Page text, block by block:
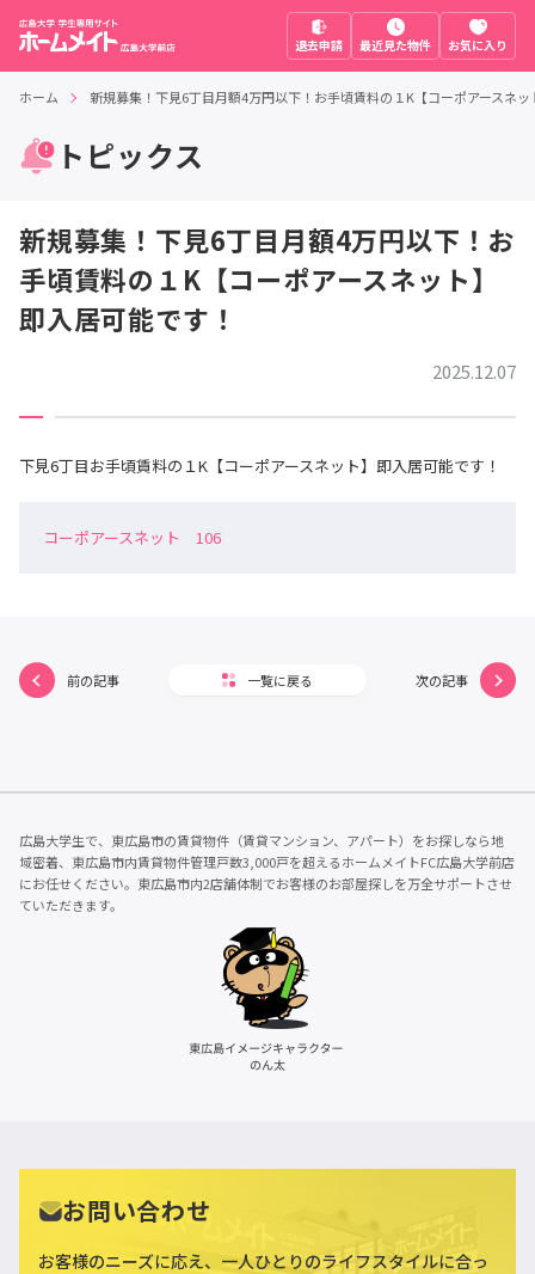
退去申請 最近見た物件 お気に入り
ホーム 新規募集！下見6丁目月額4万円以下！お手頃賃料の１K【コーポアースネ
トピックス
新規募集！下見6丁目月額4万円以下！お
手頃賃料の１K【コーポアースネット】
即入居可能です！
2025.12.07
下見6丁目お手頃賃料の１K【コーポアースネット】即入居可能です！
コーポアースネット 106
前の記事 一覧に戻る 次の記事
広島大学生で、東広島市の賃貸物件（賃貸マンション、アパート）をお探しなら地
域密着、東広島市内賃貸物件管理戸数3,000戸を超えるホームメイトFC広島大学前店
にお任せください。東広島市内2店舗体制でお客様のお部屋探しを万全サポートさせ
ていただきます。
お問い合わせ
お客様のニーズに応え、一人ひとりのライフスタイルに合っ